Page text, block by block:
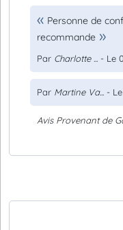
Personne de
recommande
Par Charlotte ... - Le
Par Martine Va... -
Avis Provenant de